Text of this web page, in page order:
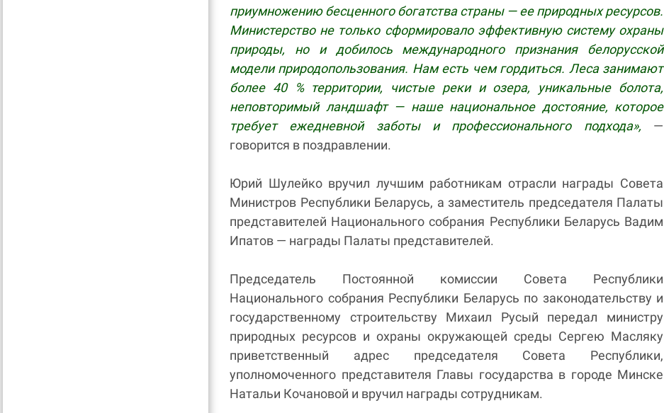
приумножению бесценного богатства страны — ее природных ресурсов.
Министерство не только сформировало эффективную систему охраны
природы, но и добилось международного признания белорусской
модели природопользования. Нам есть чем гордиться. Леса занимают
более 40 % территории, чистые реки и озера, уникальные болота,
неповторимый ландшафт — наше национальное достояние, которое
требует ежедневной заботы и профессионального подхода», —
говорится в поздравлении.
Юрий Шулейко вручил лучшим работникам отрасли награды Совета
Министров Республики Беларусь, а заместитель председателя Палаты
представителей Национального собрания Республики Беларусь Вадим
Ипатов — награды Палаты представителей.
Председатель Постоянной комиссии Совета Республики
Национального собрания Республики Беларусь по законодательству и
государственному строительству Михаил Русый передал министру
природных ресурсов и охраны окружающей среды Сергею Масляку
приветственный адрес председателя Совета Республики,
уполномоченного представителя Главы государства в городе Минске
Натальи Кочановой и вручил награды сотрудникам.